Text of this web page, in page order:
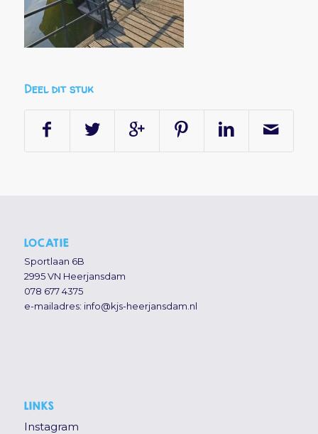
Deel dit stuk
LOCATIE
Sportlaan 6B
2995 VN Heerjansdam
078 677 4375
e-mailadres: info@kjs-heerjansdam.nl
LINKS
Instagram